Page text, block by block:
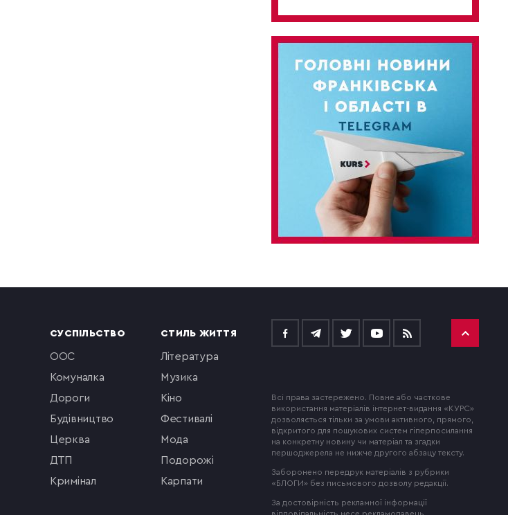
СУСПІЛЬСТВО
ООС
комуналка
Дороги
будівництво
церква
ДТП
кримінал
СТИЛЬ ЖИТТЯ
література
музика
кіно
фестивалі
мода
подорожі
Карпати
Всі права застережено. Повне або часткове
використання матеріалів інтернет-видання «КУРС»
дозволяється тільки за умови активного, прямого,
відкритого для пошукових систем гіперпосилання
на конкретну новину чи матеріал та згадки
першоджерела не нижче другого абзацу тексту.
Заборонено передрук матеріалів з рубрики
«БЛОГИ» без письмового дозволу редакції.
За достовірність рекламної інформації